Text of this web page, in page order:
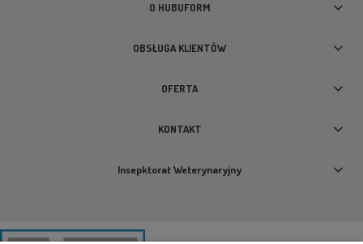
O HUBUFORM
OBSŁUGA KLIENTÓW
OFERTA
KONTAKT
Insepktorat Weterynaryjny